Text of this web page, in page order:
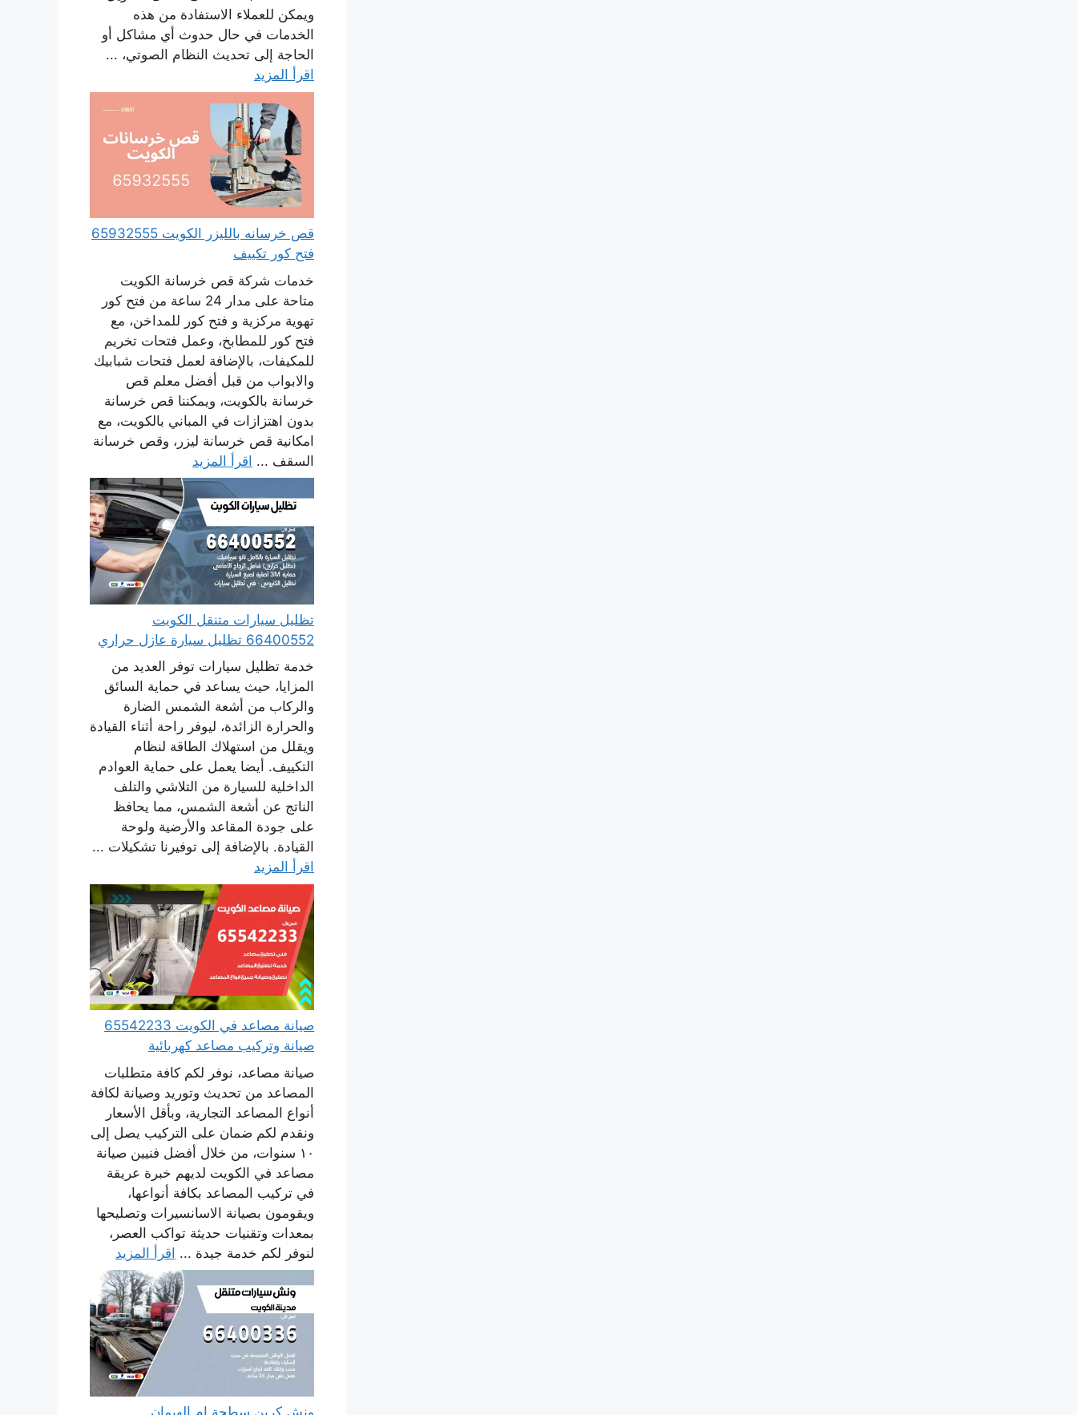
ويمكن للعملاء الاستفادة من هذه
الخدمات في حال حدوث أي مشاكل أو
الحاجة إلى تحديث النظام الصوتي، ...
اقرأ المزيد
قص خرسانه بالليزر الكويت 65932555
فتح كور تكييف
خدمات شركة قص خرسانة الكويت
متاحة على مدار 24 ساعة من فتح كور
تهوية مركزية و فتح كور للمداخن، مع
فتح كور للمطابخ، وعمل فتحات تخريم
للمكيفات، بالإضافة لعمل فتحات شبابيك
والابواب من قبل أفضل معلم قص
خرسانة بالكويت، ويمكننا قص خرسانة
بدون اهتزازات في المباني بالكويت، مع
امكانية قص خرسانة ليزر، وقص خرسانة
السقف ... اقرأ المزيد
تظليل سيارات متنقل الكويت
66400552 تظليل سيارة عازل حراري
خدمة تظليل سيارات توفر العديد من
المزايا، حيث يساعد في حماية السائق
والركاب من أشعة الشمس الضارة
والحرارة الزائدة، ليوفر راحة أثناء القيادة
ويقلل من استهلاك الطاقة لنظام
التكييف. أيضا يعمل على حماية العوادم
الداخلية للسيارة من التلاشي والتلف
الناتج عن أشعة الشمس، مما يحافظ
على جودة المقاعد والأرضية ولوحة
القيادة. بالإضافة إلى توفيرنا تشكيلات ...
اقرأ المزيد
صيانة مصاعد في الكويت 65542233
صيانة وتركيب مصاعد كهربائية
صيانة مصاعد، نوفر لكم كافة متطلبات
المصاعد من تحديث وتوريد وصيانة لكافة
أنواع المصاعد التجارية، وبأقل الأسعار
ونقدم لكم ضمان على التركيب يصل إلى
١٠ سنوات، من خلال أفضل فنيين صيانة
مصاعد في الكويت لديهم خبرة عريقة
في تركيب المصاعد بكافة أنواعها،
ويقومون بصيانة الاسانسيرات وتصليحها
بمعدات وتقنيات حديثة تواكب العصر،
لنوفر لكم خدمة جيدة ... اقرأ المزيد
ونش كرين سطحة ام الهيمان